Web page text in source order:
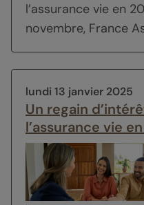
l’assurance vie en
novembre, France
lundi 13 janvier 2025
Un regain
l’assurance vie